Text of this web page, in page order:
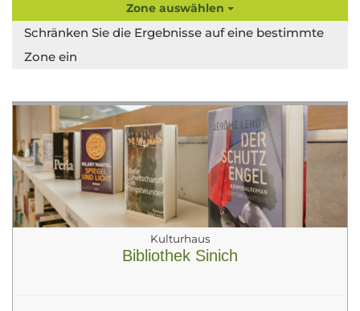
Zone auswählen
Schränken Sie die Ergebnisse auf eine bestimmte
Zone ein
Kulturhaus
Bibliothek Sinich